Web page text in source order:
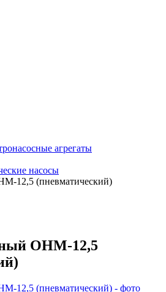
агрегаты
насосы
12,5 (пневматический)
ОНМ-12,5